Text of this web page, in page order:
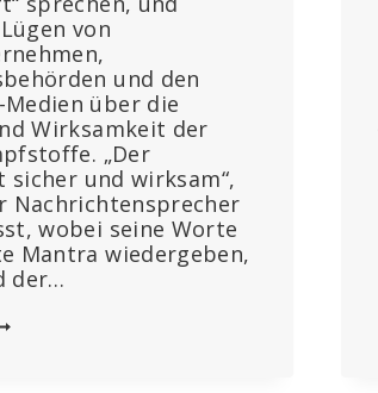
von
und den
über die
Wirksamkeit der
„Der
und wirksam“,
Nachrichtensprecher
wobei seine Worte
Mantra wiedergeben,
der…